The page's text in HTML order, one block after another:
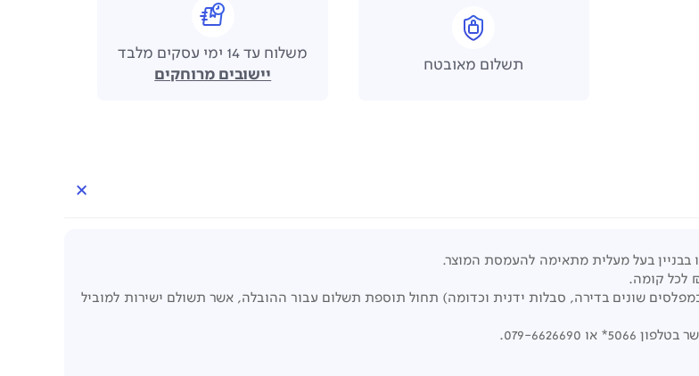
תשלום מאובטח
משלוח עד 14 ימי עסקים מלבד
יישובים מרוחקים
בעל מעלית מתאימה להעמסת המוצר.
שונים בדירה, סבלות ידנית וכדומה) תחול תוספת תשלום עבור ההובלה, אשר תשולם ישירות למוביל
6626690.